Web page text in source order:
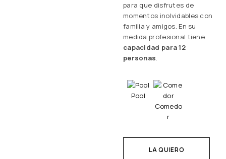
para que disfrutes de
momentos inolvidables con
familia y amigos. En su
medida profesional tiene
capacidad para 12
personas.
Pool
Comedo
r
LA QUIERO